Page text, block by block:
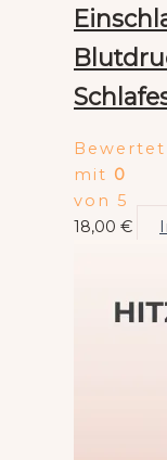
Bewertet
mit 0
von 5
18,00 €